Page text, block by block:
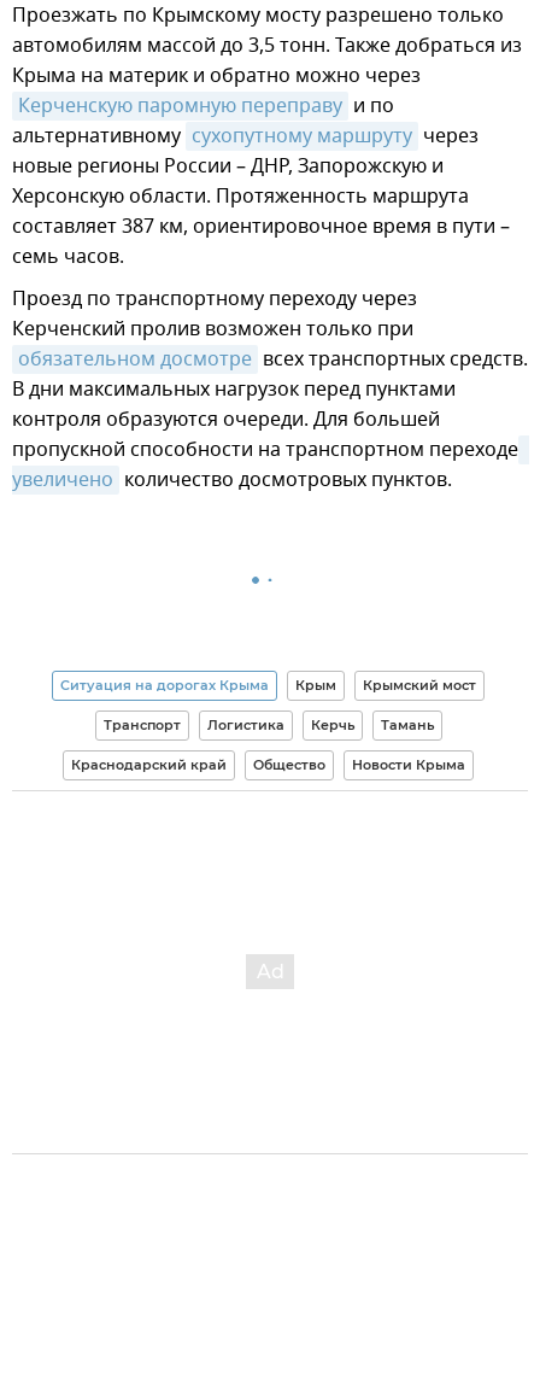
Проезжать по Крымскому мосту разрешено только
автомобилям массой до 3,5 тонн. Также добраться из
Крыма на материк и обратно можно через
Керченскую паромную переправу и по
альтернативному сухопутному маршруту через
новые регионы России – ДНР, Запорожскую и
Херсонскую области. Протяженность маршрута
составляет 387 км, ориентировочное время в пути –
семь часов.
Проезд по транспортному переходу через
Керченский пролив возможен только при
обязательном досмотре всех транспортных средств.
В дни максимальных нагрузок перед пунктами
контроля образуются очереди. Для большей
пропускной способности на транспортном переходе
увеличено количество досмотровых пунктов.
Ситуация на дорогах Крыма Крым Крымский мост
Транспорт Логистика Керчь Тамань
Краснодарский край Общество Новости Крыма